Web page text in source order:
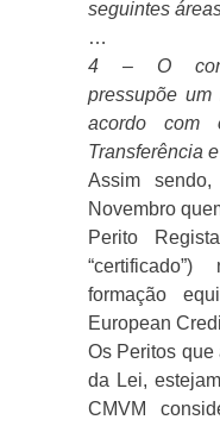
seguintes
…
4 – O
pressupõe
acordo com
Transferência
Assim
Novembro
Perito
formação
European
Os Peritos que
da Lei,
CMVM